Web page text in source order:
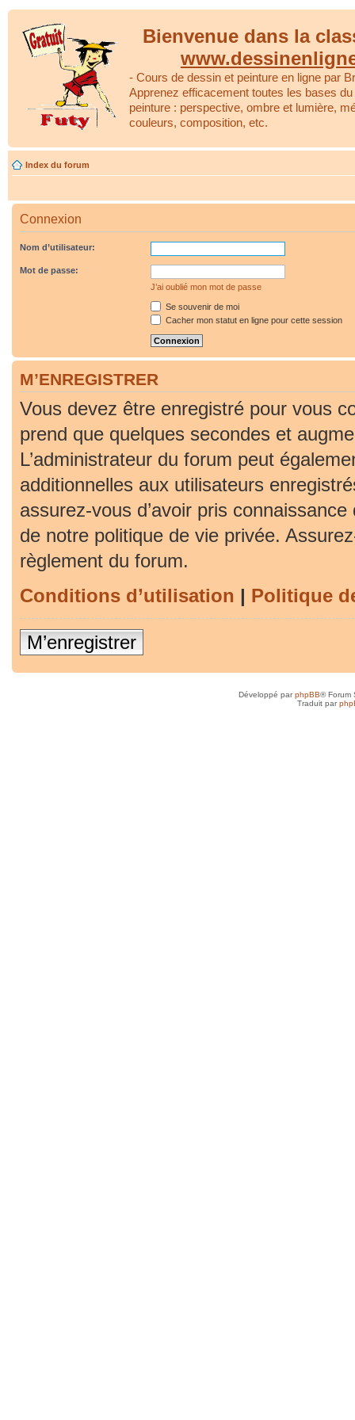
Bienvenue dans la
- Cours de dessin et peinture en ligne par
Apprenez efficacement toutes les bases
peinture : perspective, ombre et lumière,
couleurs, composition, etc.
Index du forum
Connexion
Nom d’utilisateur:
Mot de passe:
J’ai oublié mon mot de passe
Se souvenir de moi
Cacher mon statut en ligne pour cette session
M’ENREGISTRER
Vous devez être enregistré pour vous
prend que quelques secondes et
L’administrateur du forum peut
additionnelles aux utilisateurs
assurez-vous d’avoir pris
de notre politique de vie privée.
règlement du forum.
Conditions d’utilisation | Politique
M’enregistrer
Développé parphpBB® Forum
Traduit par